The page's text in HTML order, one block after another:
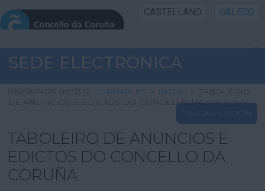
CASTELLANO GALEGO
INICIO SEDE
INICIO
INFORMACIÓN PÚBLICA
CARTAFOL CIDADÁN
SEDE ELECTRÓNICA
08/08/2026 08:53:12 CORUNA.ES > INICIO > TABOLEIRO
DE ANUNCIOS E EDICTOS DO CONCELLO DA CORUÑA
INICIAR SESIÓN
TABOLEIRO DE ANUNCIOS E
EDICTOS DO CONCELLO DA
CORUÑA